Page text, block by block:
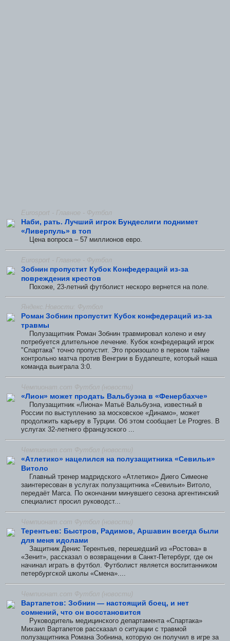
Eurosport - Главное - Футбол
Наби, рать. Лучший игрок Бундеслиги поднимет
«Ливерпуль» в топ
Цена вопроса – 57 миллионов евро.
Eurosport - Главное - Футбол
Зобнин пропустит Кубок Конфедераций из-за
повреждения крестов
Похоже, 23-летний футболист нескоро вернется на поле.
Яндекс.Новости: Футбол
Роман Зобнин пропустит Кубок конфедераций из-за
травмы
Полузащитник Роман Зобнин травмировал колено и ему
потребуется длительное лечение. Кубок конфедераций игрок
"Спартака" точно пропустит. Это произошло в первом тайме
контрольно матча против Венгрии в Будапеште, который наша
команда выиграла 3:0.
Чемпионат.com Футбол (новости)
«Лион» может продать Вальбуэна в «Фенербахче»
Полузащитник «Лиона» Матьё Вальбуэна, известный в
России по выступлению за московское «Динамо», может
продолжить карьеру в Турции. Об этом сообщает Le Progres. В
услугах 32-летнего французского ...
Чемпионат.com Футбол (новости)
«Атлетико» нацелился на полузащитника «Севильи»
Витоло
Главный тренер мадридского «Атлетико» Диего Симеоне
заинтересован в услугах полузащитника «Севильи» Витоло,
передаёт Marca. По окончании минувшего сезона аргентинский
специалист просил руководст...
Чемпионат.com Футбол (новости)
Терентьев: Быстров, Радимов, Аршавин всегда были
для меня идолами
Защитник Денис Терентьев, перешедший из «Ростова» в
«Зенит», рассказал о возвращении в Санкт-Петербург, где он
начинал играть в футбол. Футболист является воспитанником
петербургской школы «Смена»....
Чемпионат.com Футбол (новости)
Вартапетов: Зобнин — настоящий боец, и нет
сомнений, что он восстановится
Руководитель медицинского департамента «Спартака»
Михаил Вартапетов рассказал о ситуации с травмой
полузащитника Романа Зобнина, которую он получил в игре за